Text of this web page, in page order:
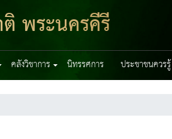
พระนครคีรี
คลังวิชาการ นิทรรศการ ประชาชนควรรู้